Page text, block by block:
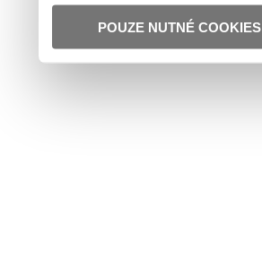
POUZE NUTNÉ COOKIES